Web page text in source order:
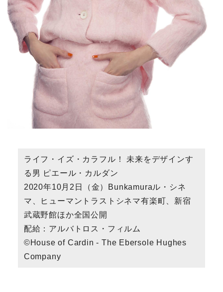
ライフ・イズ・カラフル！ 未来をデザインす
る男 ピエール・カルダン
2020年10月2日（金）Bunkamuraル・シネ
マ、ヒューマントラストシネマ有楽町、新宿
武蔵野館ほか全国公開
配給：アルバトロス・フィルム
©House of Cardin - The Ebersole Hughes
Company